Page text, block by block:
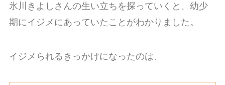
氷川きよしさんの生い立ちを探っていくと、幼少
期にイジメにあっていたことがわかりました。
イジメられるきっかけになったのは、